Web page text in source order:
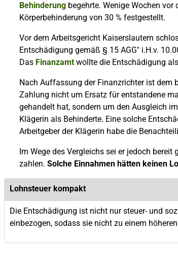
Behinderung begehrte. Wenige Wochen
Körperbehinderung von 30 % festgestellt.
Vor dem Arbeitsgericht Kaiserslautern
Entschädigung gemäß § 15 AGG" i.H.v.
Das Finanzamtwollte die Entschädigung
Nach Auffassung der Finanzrichter ist dem
Zahlung nicht um Ersatz für entstandene
gehandelt hat, sondern um den Ausgleich
Klägerin als Behinderte. Eine solche
Arbeitgeber der Klägerin habe die
Im Wege des Vergleichs sei er jedoch
zahlen. Solche Einnahmen hätten keinen
Lohnsteuer kompakt
Die Entschädigung ist nicht nur steuer- und
einbezogen, sodass sie nicht zu einem